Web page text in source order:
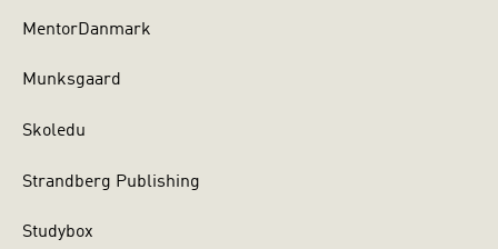
MentorDanmark
Munksgaard
Skoledu
Strandberg Publishing
Studybox